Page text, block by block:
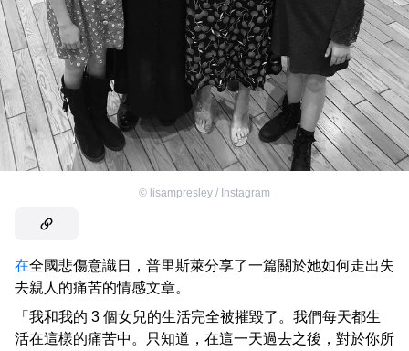
© lisampresley / Instagram
在全國悲傷意識日，普里斯萊分享了一篇關於她如何走出失
去親人的痛苦的情感文章。
「我和我的 3 個女兒的生活完全被摧毀了。我們每天都生
活在這樣的痛苦中。只知道，在這一天過去之後，對於你所